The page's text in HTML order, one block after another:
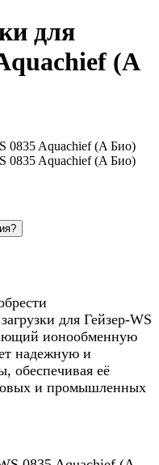
для
(A
для Гейзер-WS
ионообменную
надежную и
обеспечивая её
и промышленных